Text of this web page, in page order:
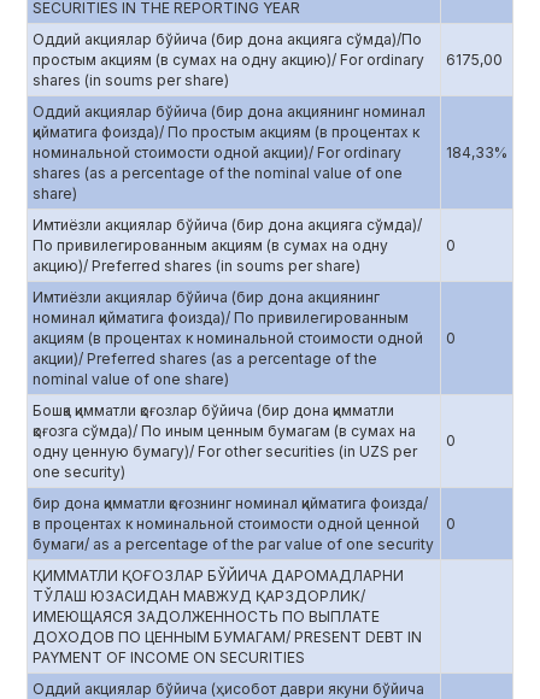
SECURITIES IN THE REPORTING YEAR
Оддий акциялар бўйича (бир дона акцияга сўмда)/По
простым акциям (в сумах на одну акцию)/ For ordinary
shares (in soums per share)
6175,00
Оддий акциялар бўйича (бир дона акциянинг номинал
қийматига фоизда)/ По простым акциям (в процентах к
номинальной стоимости одной акции)/ For ordinary
shares (as a percentage of the nominal value of one
share)
184,33%
Имтиёзли акциялар бўйича (бир дона акцияга сўмда)/
По привилегированным акциям (в сумах на одну
акцию)/ Preferred shares (in soums per share)
0
Имтиёзли акциялар бўйича (бир дона акциянинг
номинал қийматига фоизда)/ По привилегированным
акциям (в процентах к номинальной стоимости одной
акции)/ Preferred shares (as a percentage of the
nominal value of one share)
0
Бошқа қимматли қоғозлар бўйича (бир дона қимматли
қоғозга сўмда)/ По иным ценным бумагам (в сумах на
одну ценную бумагу)/ For other securities (in UZS per
one security)
0
бир дона қимматли қоғознинг номинал қийматига фоизда/
в процентах к номинальной стоимости одной ценной
бумаги/ as a percentage of the par value of one security
0
ҚИММАТЛИ ҚОҒОЗЛАР БЎЙИЧА ДАРОМАДЛАРНИ
ТЎЛАШ ЮЗАСИДАН МАВЖУД ҚАРЗДОРЛИК/
ИМЕЮЩАЯСЯ ЗАДОЛЖЕННОСТЬ ПО ВЫПЛАТЕ
ДОХОДОВ ПО ЦЕННЫМ БУМАГАМ/ PRESENT DEBT IN
PAYMENT OF INCOME ON SECURITIES
Оддий акциялар бўйича (ҳисобот даври якуни бўйича